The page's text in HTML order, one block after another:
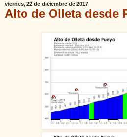
viernes, 22 de diciembre de 2017
Alto de Olleta desde